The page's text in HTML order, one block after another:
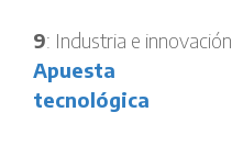
9: Industria e innovación
Apuesta
tecnológica